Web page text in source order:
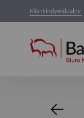
Klient indywidualny
Nowość